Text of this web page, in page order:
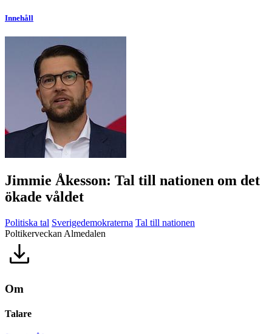
Innehåll
Jimmie Åkesson: Tal till nationen om det
ökade våldet
Politiska tal Sverigedemokraterna Tal till nationen
Poltikerveckan Almedalen
Om
Talare